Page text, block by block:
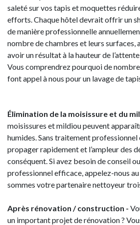
saleté sur vos tapis et moquettes
efforts. Chaque hôtel devrait offrir un
de manière professionnelle
nombre de chambres et leurs surfaces,
avoir un résultat à la hauteur de
Vous comprendrez pourquoi de
font appel à nous pour un lavage de
Élimination de la moisissure et du
moisissures et mildiou peuvent
humides. Sans traitement professionnel
propager rapidement et l’ampleur des
conséquent. Si avez besoin de conseil
professionnel efficace, appelez-nous au
sommes votre partenaire nettoyeur
Après rénovation / construction -
un important projet de rénovation ?